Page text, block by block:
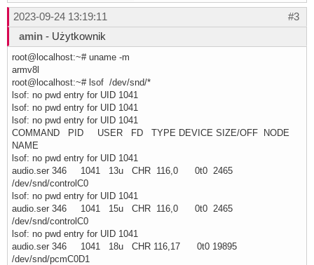
#3
2023-09-24 13:19:11
amin - Użytkownik
root@localhost:~# uname -m
armv8l
root@localhost:~# lsof /dev/snd/*
lsof: no pwd entry for UID 1041
lsof: no pwd entry for UID 1041
lsof: no pwd entry for UID 1041
COMMAND PID USER FD TYPE DEVICE SIZE/OFF NODE
NAME
lsof: no pwd entry for UID 1041
audio.ser 346 1041 13u CHR 116,0 0t0 2465
/dev/snd/controlC0
lsof: no pwd entry for UID 1041
audio.ser 346 1041 15u CHR 116,0 0t0 2465
/dev/snd/controlC0
lsof: no pwd entry for UID 1041
audio.ser 346 1041 18u CHR 116,17 0t0 19895
/dev/snd/pcmC0D1